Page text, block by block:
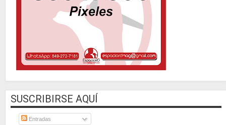
SUSCRIBIRSE AQUÍ
Entradas